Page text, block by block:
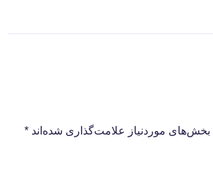
بخش‌های موردنیاز علامت‌گذاری شده‌اند *